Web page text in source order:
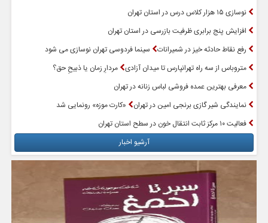
نوسازی ۱۵ هزار کلاس درس در استان تهران
افزایش پنج برابری ظرفیت بازرسی در استان تهران
رفع نقاط حادثه خیز در شمیرانات
سینما فردوسی تهران نوسازی می شود
متروباس از سه راه تهرانپارس تا میدان آزادی مردارِ زمان یا ذبیحِ حق؟
معرفی بهترین عمده فروشی لباس زنانه در تهران
نمایندگی شیر گازی برنجی امین در تهران
«کارت موزه» رونمایی شد
فعالیت ۱۰ مرکز ثابت انتقال خون در سطح استان تهران
آرشیو اخبار